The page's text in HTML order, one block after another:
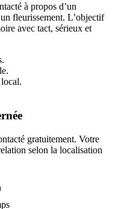
à propos d’un
fleurissement. L’objectif
avec tact, sérieux et
gratuitement. Votre
selon la localisation